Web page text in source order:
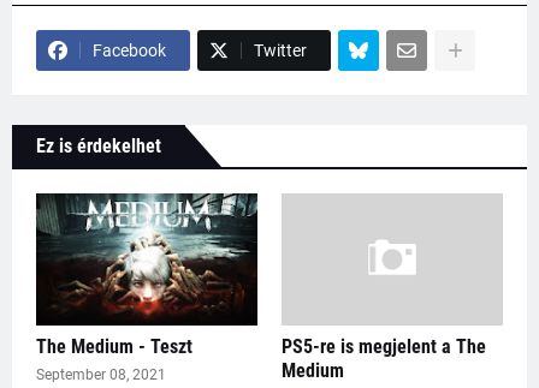
Facebook Twitter
Ez is érdekelhet
The Medium - Teszt
September 08, 2021
PS5-re is megjelent a The
Medium